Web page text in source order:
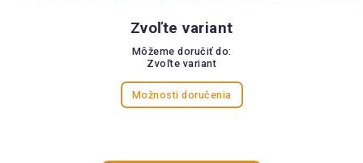
Zvoľte variant
Môžeme doručiť do:
Zvoľte variant
Možnosti doručenia